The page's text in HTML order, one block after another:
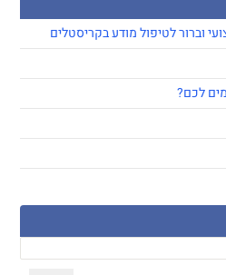
וברור לטיפול מודע בקריסטלים
לכם?